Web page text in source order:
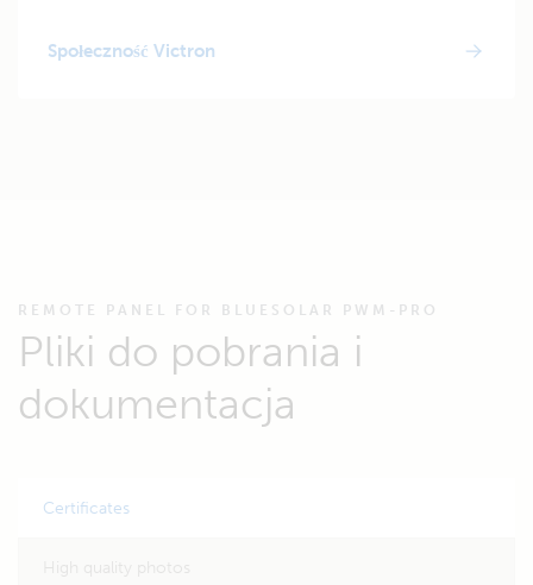
Społeczność Victron
REMOTE PANEL FOR BLUESOLAR PWM-PRO
Pliki do pobrania i
dokumentacja
Certificates